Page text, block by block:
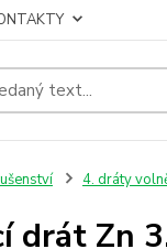
4. dráty
drát Zn